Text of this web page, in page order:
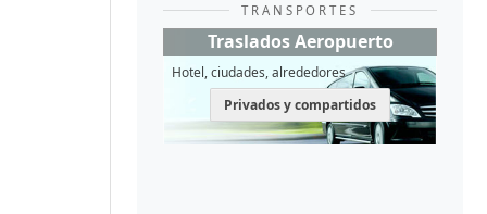
TRANSPORTES
Traslados Aeropuerto
Hotel, ciudades, alrededores
Privados y compartidos